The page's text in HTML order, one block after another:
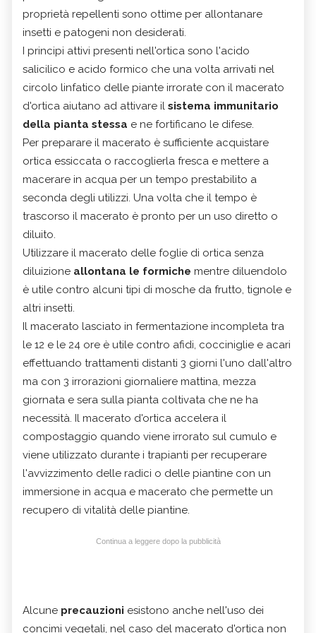
proprietà repellenti sono ottime per allontanare
insetti e patogeni non desiderati.
I principi attivi presenti nell'ortica sono l'acido
salicilico e acido formico che una volta arrivati nel
circolo linfatico delle piante irrorate con il macerato
d'ortica aiutano ad attivare il sistema immunitario
della pianta stessa e ne fortificano le difese.
Per preparare il macerato è sufficiente acquistare
ortica essiccata o raccoglierla fresca e mettere a
macerare in acqua per un tempo prestabilito a
seconda degli utilizzi. Una volta che il tempo è
trascorso il macerato è pronto per un uso diretto o
diluito.
Utilizzare il macerato delle foglie di ortica senza
diluizione allontana le formiche mentre diluendolo
è utile contro alcuni tipi di mosche da frutto, tignole e
altri insetti.
Il macerato lasciato in fermentazione incompleta tra
le 12 e le 24 ore è utile contro afidi, cocciniglie e acari
effettuando trattamenti distanti 3 giorni l'uno dall'altro
ma con 3 irrorazioni giornaliere mattina, mezza
giornata e sera sulla pianta coltivata che ne ha
necessità. Il macerato d'ortica accelera il
compostaggio quando viene irrorato sul cumulo e
viene utilizzato durante i trapianti per recuperare
l'avvizzimento delle radici o delle piantine con un
immersione in acqua e macerato che permette un
recupero di vitalità delle piantine.
Continua a leggere dopo la pubblicità
Alcune precauzioni esistono anche nell'uso dei
concimi vegetali, nel caso del macerato d'ortica non